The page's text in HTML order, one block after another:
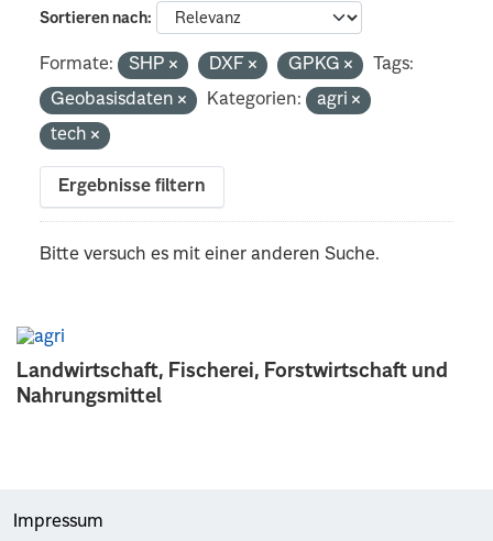
Landwirtschaft, Fischerei, Forstwirtschaft und
Nahrungsmittel
Sortieren nach
Formate: SHP DXF GPKG
Tags:
Geobasisdaten
Kategorien:
agri
tech
Ergebnisse filtern
Bitte versuch es mit einer anderen Suche.
Impressum